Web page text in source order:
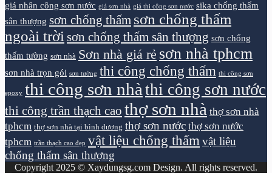
giá nhân công sơn nước giá sơn nhà giá thi công sơn nước sika chống thấm
sân thượng sơn chống thấm sơn chống thấm
ngoài trời sơn chống thấm sân thượng sơn chống
thấm tường sơn nhà Sơn nhà giá rẻ sơn nhà tphcm
sơn nhà trọn gói sơn tường thi công chống thấm thi công sơn
epoxy thi công sơn nhà thi công sơn nước
thi công trần thạch cao thợ sơn nhà thợ sơn nhà
tphcm thợ sơn nhà tại bình dương thợ sơn nước thợ sơn nước
tphcm trần thạch cao đẹp vật liệu chống thấm vật liệu
chống thấm sân thượng
Copyright 2025 © Xaydungsg.com Design. All rights reserved.